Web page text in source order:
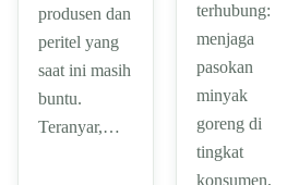
produsen dan
peritel yang
saat ini masih
buntu.
Teranyar,…
terhubung:
menjaga
pasokan
minyak
goreng di
tingkat
konsumen,